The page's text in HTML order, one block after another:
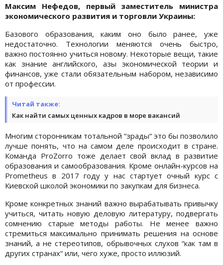
Максим Нефедов, первый заместитель министра
экономического развития и торговли Украины:
Базового образования, каким оно было ранее, уже
недостаточно. Технологии меняются очень быстро,
важно постоянно учиться новому. Некоторые вещи, такие
как знание английского, азы экономической теории и
финансов, уже стали обязательным набором, независимо
от профессии.
Читай также:
Как найти самых ценных кадров в море вакансий
Многим сторонникам тотальной “зрады“ это бы позволило
лучше понять, что на самом деле происходит в стране.
Команда ProZorro тоже делает свой вклад в развитие
образования и самообразования. Кроме онлайн-курсов на
Prometheus в 2017 году у нас стартует очный курс с
Киевской школой экономики по закупкам для бизнеса.
Кроме конкретных знаний важно вырабатывать привычку
учиться, читать новую деловую литературу, подвергать
сомнению старые методы работы. Не менее важно
стремиться максимально принимать решения на основе
знаний, а не стереотипов, обрывочных слухов “как там в
других странах“ или, чего хуже, просто иллюзий.